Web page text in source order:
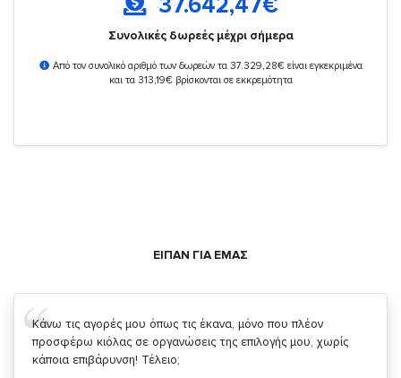
37.642,47€
Συνολικές δωρεές μέχρι σήμερα
Από τον συνολικό αριθμό των δωρεών τα 37.329,28€ είναι εγκεκριμένα
και τα 313,19€ βρίσκονται σε εκκρεμότητα
ΕΙΠΑΝ ΓΙΑ ΕΜΑΣ
Σας ευχαριστώ που μας δίνετε την δυνατότητα να κάνουμε
κάτι!